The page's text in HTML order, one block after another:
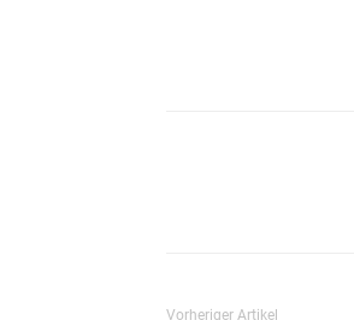
Vorheriger Artikel